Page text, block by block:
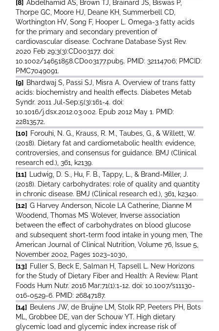
[8] Abdelhamid AS, Brown TJ, Brainard JS, Biswas P,
Thorpe GC, Moore HJ, Deane KH, Summerbell CD,
Worthington HV, Song F, Hooper L. Omega-3 fatty acids
for the primary and secondary prevention of
cardiovascular disease. Cochrane Database Syst Rev.
2020 Feb 29;3(3):CD003177. doi:
10.1002/14651858.CD003177.pub5. PMID: 32114706; PMCID:
PMC7049091.
[9] Bhardwaj S, Passi SJ, Misra A. Overview of trans fatty
acids: biochemistry and health effects. Diabetes Metab
Syndr. 2011 Jul-Sep;5(3):161-4. doi:
10.1016/j.dsx.2012.03.002. Epub 2012 May 1. PMID:
22813572.
[10] Forouhi, N. G., Krauss, R. M., Taubes, G., & Willett, W.
(2018). Dietary fat and cardiometabolic health: evidence,
controversies, and consensus for guidance. BMJ (Clinical
research ed.), 361, k2139.
[11]
Ludwig, D. S., Hu, F. B., Tappy, L., & Brand-Miller, J.
(2018). Dietary carbohydrates: role of quality and quantity
in chronic disease. BMJ (Clinical research ed.), 361, k2340.
[12] G Harvey Anderson, Nicole LA Catherine, Dianne M
Woodend, Thomas MS Wolever, Inverse association
between the effect of carbohydrates on blood glucose
and subsequent short-term food intake in young men, The
American Journal of Clinical Nutrition, Volume 76, Issue 5,
November 2002, Pages 1023–1030,
[13] Fuller S, Beck E, Salman H, Tapsell L. New Horizons
for the Study of Dietary Fiber and Health: A Review. Plant
Foods Hum Nutr. 2016 Mar;71(1):1-12. doi: 10.1007/s11130-
016-0529-6. PMID: 26847187.
[14] Beulens JW, de Bruijne LM, Stolk RP, Peeters PH, Bots
ML, Grobbee DE, van der Schouw YT. High dietary
glycemic load and glycemic index increase risk of